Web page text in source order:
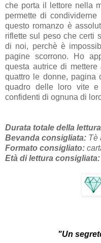
che porta il lettore nella
permette di
questo romanzo è
riflette sul peso che certi
di noi, perchè è
pagine scorrono. Ho
questa autrice di
quattro le donne, pagina
quadro delle loro vite e
confidenti di ognuna di
Durata totale della
Bevanda consigliata: Tè
Formato consigliato:
Età di lettura consigliata:
"Un